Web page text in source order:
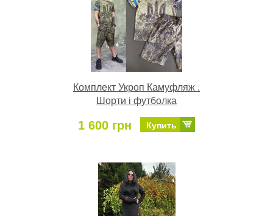
Комплект Укроп Камуфляж .
Шорти і футболка
1 600 грн Купить